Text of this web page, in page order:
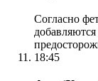
Согласно
18:45